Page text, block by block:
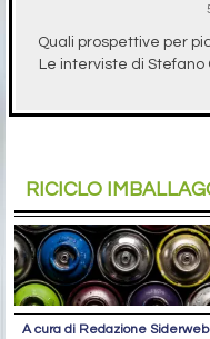
Quali prospettive per
Le interviste di Stefano
RICICLO
A cura di Redazione Siderweb